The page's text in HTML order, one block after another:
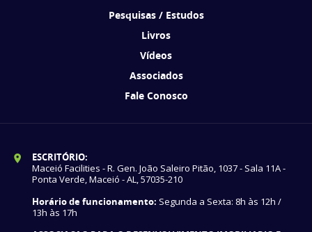
Pesquisas / Estudos
Livros
Vídeos
Associados
Fale Conosco
ESCRITÓRIO:
Maceió Facilities - R. Gen. João Saleiro Pitão, 1037 - Sala 11A -
Ponta Verde, Maceió - AL, 57035-210
Horário de funcionamento: Segunda a Sexta: 8h às 12h /
13h às 17h